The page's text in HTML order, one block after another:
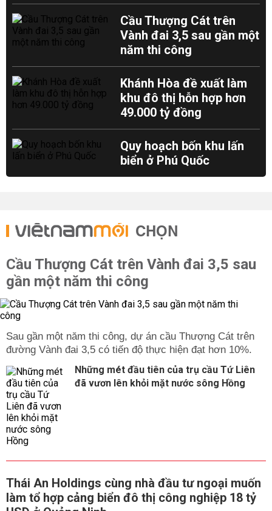
Cầu Thượng Cát trên
Vành đai 3,5 sau gần một
năm thi công
Khánh Hòa đề xuất làm
khu đô thị hỗn hợp hơn
49.000 tỷ đồng
Quy hoạch bốn khu lấn
biển ở Phú Quốc
CHỌN
Cầu Thượng Cát trên Vành đai 3,5 sau
gần một năm thi công
Sau gần một năm thi công, dự án cầu Thượng Cát trên
đường Vành đai 3,5 có tiến độ thực hiện đạt hơn 10%.
Những mét đầu tiên của trụ cầu Tứ Liên
đã vươn lên khỏi mặt nước sông Hồng
Thái An Holdings cùng nhà đầu tư ngoại muốn
làm tổ hợp cảng biển đô thị công nghiệp 18 tỷ